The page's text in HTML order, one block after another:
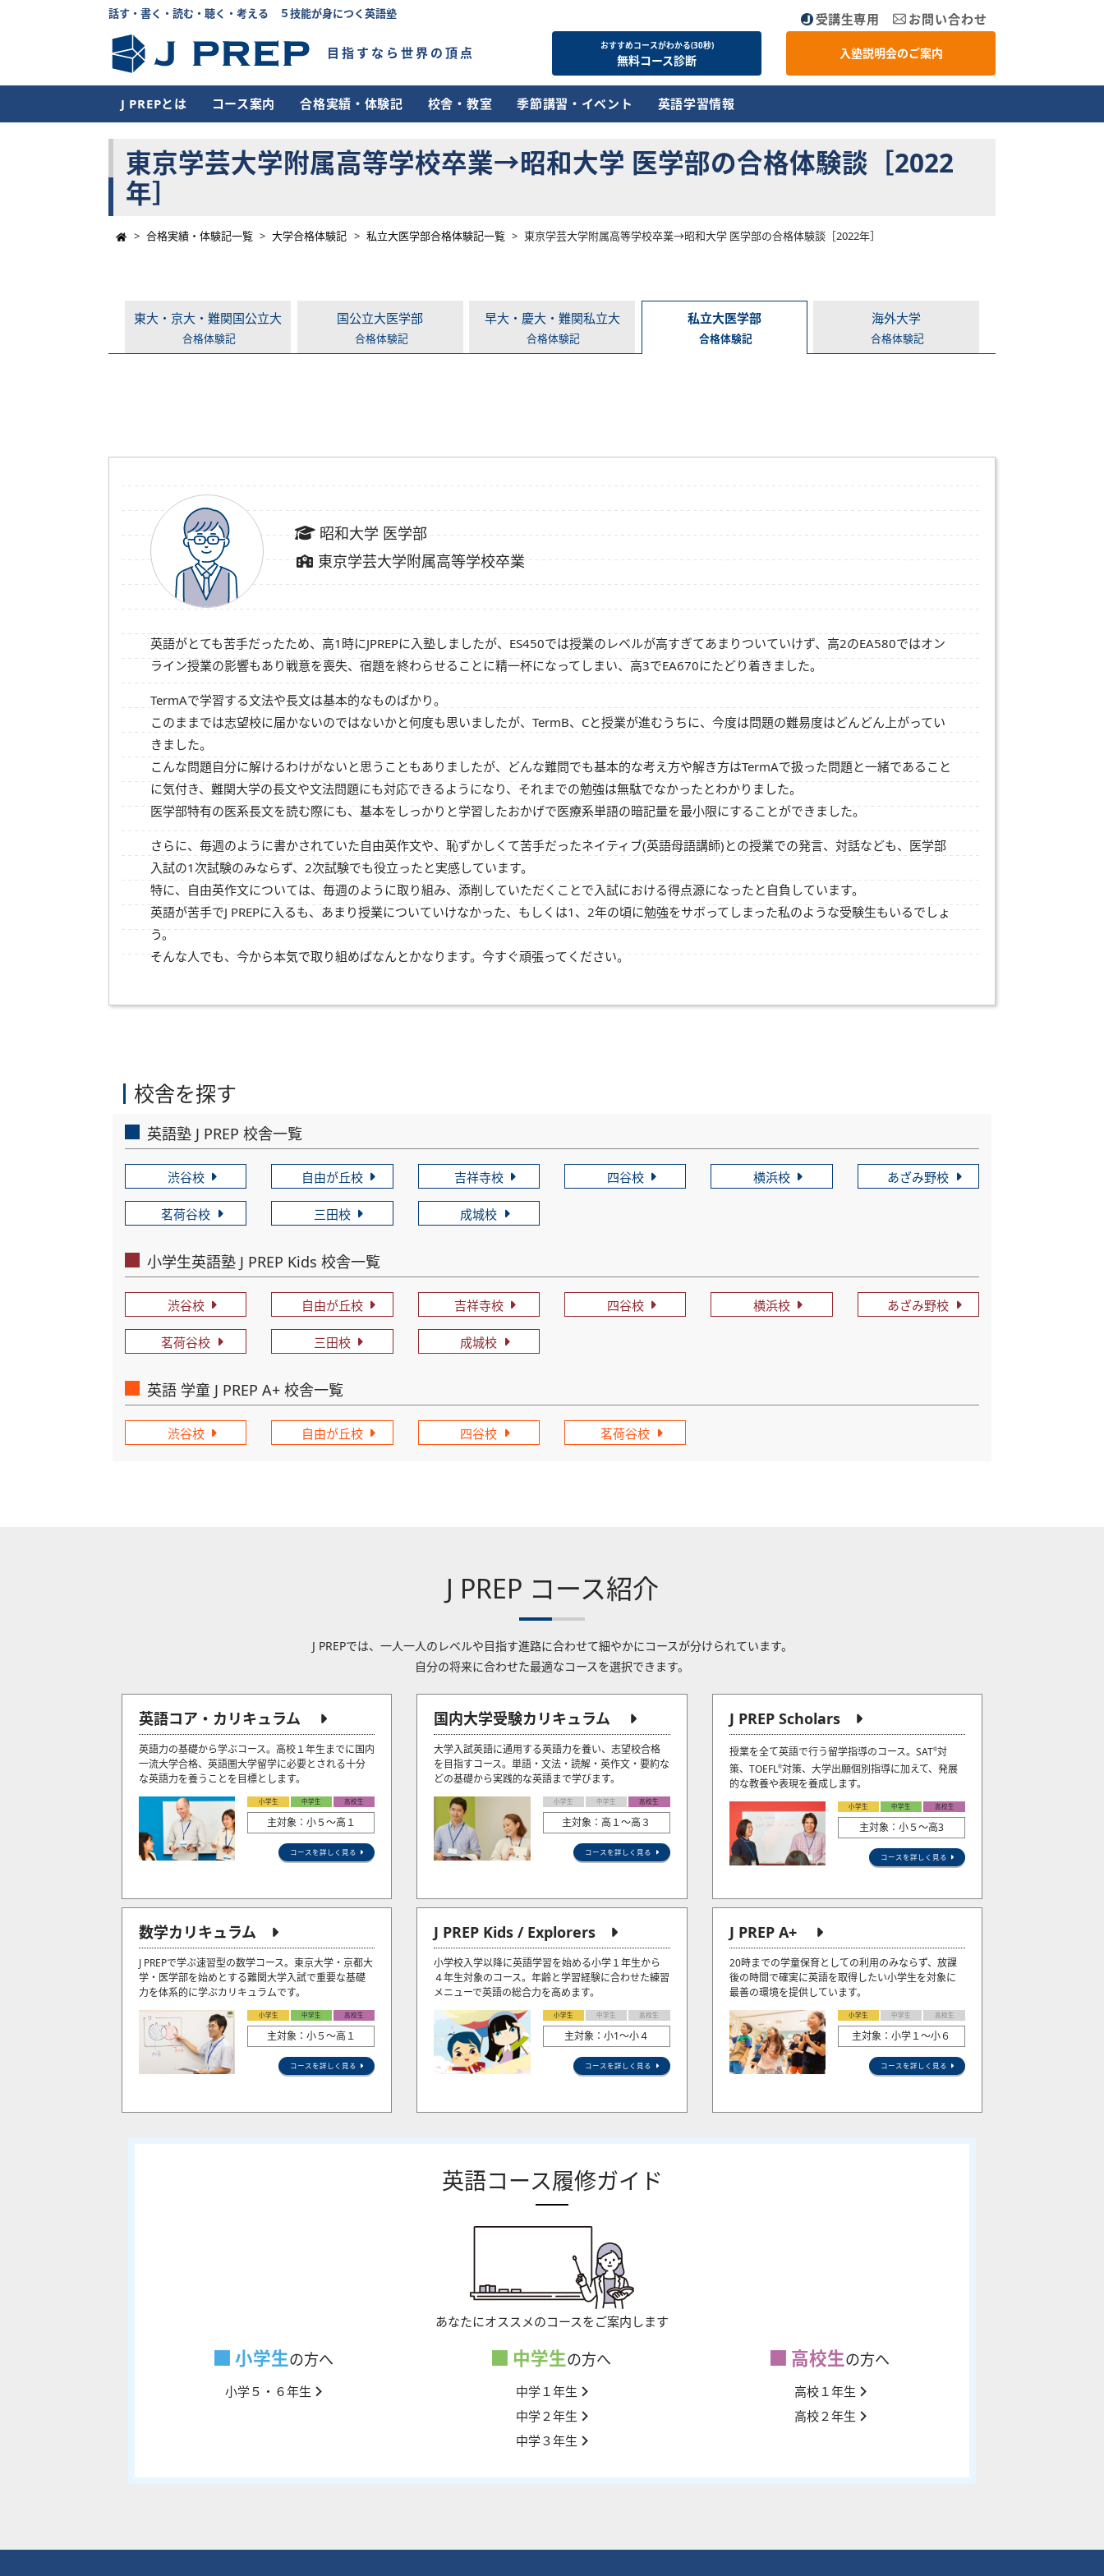
話す・書く・読む・聴く・考える ５技能が身につく英語塾
目指すなら世界の頂点
受講生専用 お問い合わせ
おすすめコースがわかる(30秒)
無料コース診断 入塾説明会のご案内
J PREPとは コース案内 合格実績・体験記 校舎・教室 季節講習・イベント 英語学習情報
東京学芸大学附属高等学校卒業→昭和大学 医学部の合格体験談［2022
年］
> 合格実績・体験記一覧 > 大学合格体験記 > 私立大医学部合格体験記一覧 > 東京学芸大学附属高等学校卒業→昭和大学 医学部の合格体験談［2022年］
東大・京大・難関国公立大
合格体験記
国公立大医学部
合格体験記
早大・慶大・難関私立大
合格体験記
私立大医学部
合格体験記
海外大学
合格体験記
昭和大学 医学部
東京学芸大学附属高等学校卒業
英語がとても苦手だったため、高1時にJPREPに入塾しましたが、ES450では授業のレベルが高すぎてあまりついていけず、高2のEA580ではオン
ライン授業の影響もあり戦意を喪失、宿題を終わらせることに精一杯になってしまい、高3でEA670にたどり着きました。
TermAで学習する文法や長文は基本的なものばかり。
このままでは志望校に届かないのではないかと何度も思いましたが、TermB、Cと授業が進むうちに、今度は問題の難易度はどんどん上がってい
きました。
こんな問題自分に解けるわけがないと思うこともありましたが、どんな難問でも基本的な考え方や解き方はTermAで扱った問題と一緒であること
に気付き、難関大学の長文や文法問題にも対応できるようになり、それまでの勉強は無駄でなかったとわかりました。
医学部特有の医系長文を読む際にも、基本をしっかりと学習したおかげで医療系単語の暗記量を最小限にすることができました。
さらに、毎週のように書かされていた自由英作文や、恥ずかしくて苦手だったネイティブ(英語母語講師)との授業での発言、対話なども、医学部
入試の1次試験のみならず、2次試験でも役立ったと実感しています。
特に、自由英作文については、毎週のように取り組み、添削していただくことで入試における得点源になったと自負しています。
英語が苦手でJ PREPに入るも、あまり授業についていけなかった、もしくは1、2年の頃に勉強をサボってしまった私のような受験生もいるでしょ
う。
そんな人でも、今から本気で取り組めばなんとかなります。今すぐ頑張ってください。
校舎を探す
英語塾 J PREP 校舎一覧
渋谷校 自由が丘校 吉祥寺校 四谷校 横浜校 あざみ野校
茗荷谷校 三田校 成城校
小学生英語塾 J PREP Kids 校舎一覧
渋谷校 自由が丘校 吉祥寺校 四谷校 横浜校 あざみ野校
茗荷谷校 三田校 成城校
英語 学童 J PREP A+ 校舎一覧
渋谷校 自由が丘校 四谷校 茗荷谷校
J PREP コース紹介
J PREPでは、一人一人のレベルや目指す進路に合わせて細やかにコースが分けられています。
自分の将来に合わせた最適なコースを選択できます。
英語コア・カリキュラム
英語力の基礎から学ぶコース。高校１年生までに国内
一流大学合格、英語圏大学留学に必要とされる十分
な英語力を養うことを目標とします。
小学生 中学生 高校生
主対象：小５〜高１
コースを詳しく見る
国内大学受験カリキュラム
大学入試英語に通用する英語力を養い、志望校合格
を目指すコース。単語・文法・読解・英作文・要約な
どの基礎から実践的な英語まで学びます。
小学生 中学生 高校生
主対象：高１～高３
コースを詳しく見る
J PREP Scholars
授業を全て英語で行う留学指導のコース。SAT®対
策、TOEFL®対策、大学出願個別指導に加えて、発展
的な教養や表現を養成します。
小学生 中学生 高校生
主対象：小５〜高3
コースを詳しく見る
数学カリキュラム
J PREPで学ぶ速習型の数学コース。東京大学・京都大
学・医学部を始めとする難関大学入試で重要な基礎
力を体系的に学ぶカリキュラムです。
小学生 中学生 高校生
主対象：小５〜高１
コースを詳しく見る
J PREP Kids / Explorers
小学校入学以降に英語学習を始める小学１年生から
４年生対象のコース。年齢と学習経験に合わせた練習
メニューで英語の総合力を高めます。
小学生 中学生 高校生
主対象：小1〜小４
コースを詳しく見る
J PREP A+
20時までの学童保育としての利用のみならず、放課
後の時間で確実に英語を取得したい小学生を対象に
最善の環境を提供しています。
小学生 中学生 高校生
主対象：小学１～小６
コースを詳しく見る
英語コース履修ガイド
あなたにオススメのコースをご案内します
小学生の方へ
小学５・６年生
中学生の方へ
中学１年生
中学２年生
中学３年生
高校生の方へ
高校１年生
高校２年生